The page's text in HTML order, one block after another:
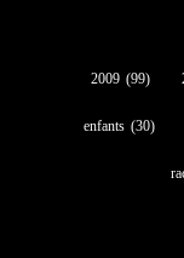
2009 (99)
enfants (30)